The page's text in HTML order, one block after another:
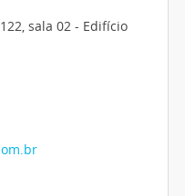
sala 02 - Edifício